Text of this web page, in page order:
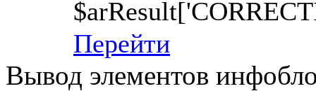
Перейти
Вывод элементов